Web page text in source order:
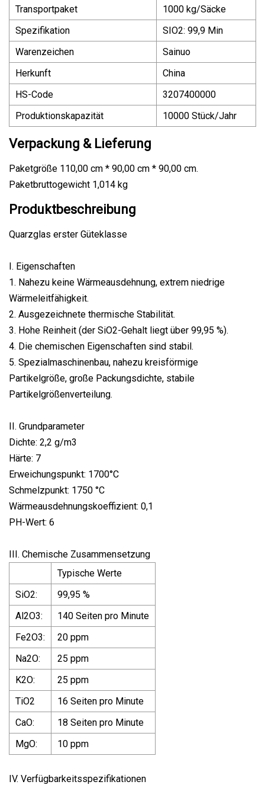
Transportpaket
1000 kg/Säcke
Spezifikation
SIO2: 99,9 Min
Warenzeichen
Sainuo
Herkunft
China
HS-Code
3207400000
Produktionskapazität
10000 Stück/Jahr
Verpackung & Lieferung
Paketgröße 110,00 cm * 90,00 cm * 90,00 cm.
Paketbruttogewicht 1,014 kg
Produktbeschreibung
Quarzglas erster Güteklasse
I. Eigenschaften
1. Nahezu keine Wärmeausdehnung, extrem niedrige
Wärmeleitfähigkeit.
2. Ausgezeichnete thermische Stabilität.
3. Hohe Reinheit (der SiO2-Gehalt liegt über 99,95 %).
4. Die chemischen Eigenschaften sind stabil.
5. Spezialmaschinenbau, nahezu kreisförmige
Partikelgröße, große Packungsdichte, stabile
Partikelgrößenverteilung.
II. Grundparameter
Dichte: 2,2 g/m3
Härte: 7
Erweichungspunkt: 1700°C
Schmelzpunkt: 1750 °C
Wärmeausdehnungskoeffizient: 0,1
PH-Wert: 6
III. Chemische Zusammensetzung
Typische Werte
SiO2:
99,95 %
Al2O3:
140 Seiten pro Minute
Fe2O3:
20 ppm
Na2O:
25 ppm
K2O:
25 ppm
TiO2
16 Seiten pro Minute
CaO:
18 Seiten pro Minute
MgO:
10 ppm
IV. Verfügbarkeitsspezifikationen